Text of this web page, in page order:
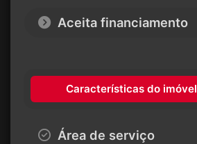
Aceita financiamento
Características do imóvel
Área de serviço